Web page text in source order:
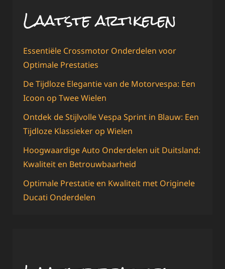
Laatste artikelen
Essentiële Crossmotor Onderdelen voor
Optimale Prestaties
De Tijdloze Elegantie van de Motorvespa: Een
Icoon op Twee Wielen
Ontdek de Stijlvolle Vespa Sprint in Blauw: Een
Tijdloze Klassieker op Wielen
Hoogwaardige Auto Onderdelen uit Duitsland:
Kwaliteit en Betrouwbaarheid
Optimale Prestatie en Kwaliteit met Originele
Ducati Onderdelen